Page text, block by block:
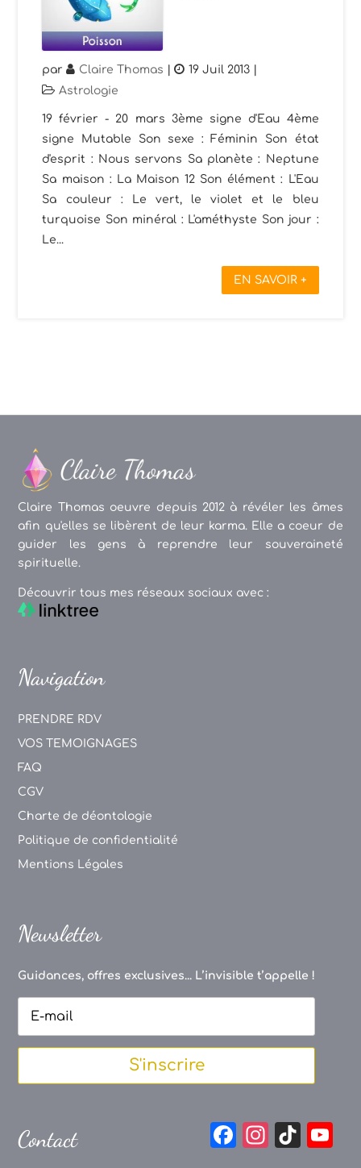
par Claire Thomas | 19 Juil 2013 |
Astrologie
19 février - 20 mars 3ème signe d'Eau 4ème
signe Mutable Son sexe : Féminin Son état
d'esprit : Nous servons Sa planète : Neptune
Sa maison : La Maison 12 Son élément : L'Eau
Sa couleur : Le vert, le violet et le bleu
turquoise Son minéral : L'améthyste Son jour :
Le...
EN SAVOIR +
Claire Thomas oeuvre depuis 2012 à révéler les âmes
afin qu'elles se libèrent de leur karma. Elle a coeur de
guider les gens à reprendre leur souveraineté
spirituelle.
Découvrir tous mes réseaux sociaux avec :
Navigation
PRENDRE RDV
VOS TEMOIGNAGES
FAQ
CGV
Charte de déontologie
Politique de confidentialité
Mentions Légales
Newsletter
Guidances, offres exclusives... L’invisible t’appelle !
S'inscrire
Contact
F
In Ti